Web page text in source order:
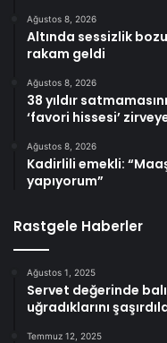
Ağustos 8, 2026
Altında sessizlik
rakam geldi
Ağustos 8, 2026
38 yıldır
‘favori hissesi’
Ağustos 8, 2026
Kadirlili emekli:
yapıyorum”
Rastgele Haberler
Ağustos 1, 2025
Servet değerinde
uğradıklarını
Temmuz 12, 2025